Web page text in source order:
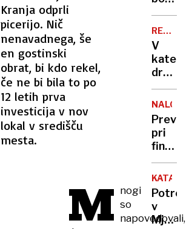
Kranja odprli
picerijo. Nič
nenavadnega, še
en gostinski
obrat, bi kdo rekel,
če ne bi bila to po
12 letih prva
investicija v nov
lokal v središču
mesta.
M nogi
so
napovedovali,
nov
radar
ovirali
oblaki
PET
V
živijo
ljudje
z
IQ in
kje
smo
pri
vas
lahko
zavede
Potres
v